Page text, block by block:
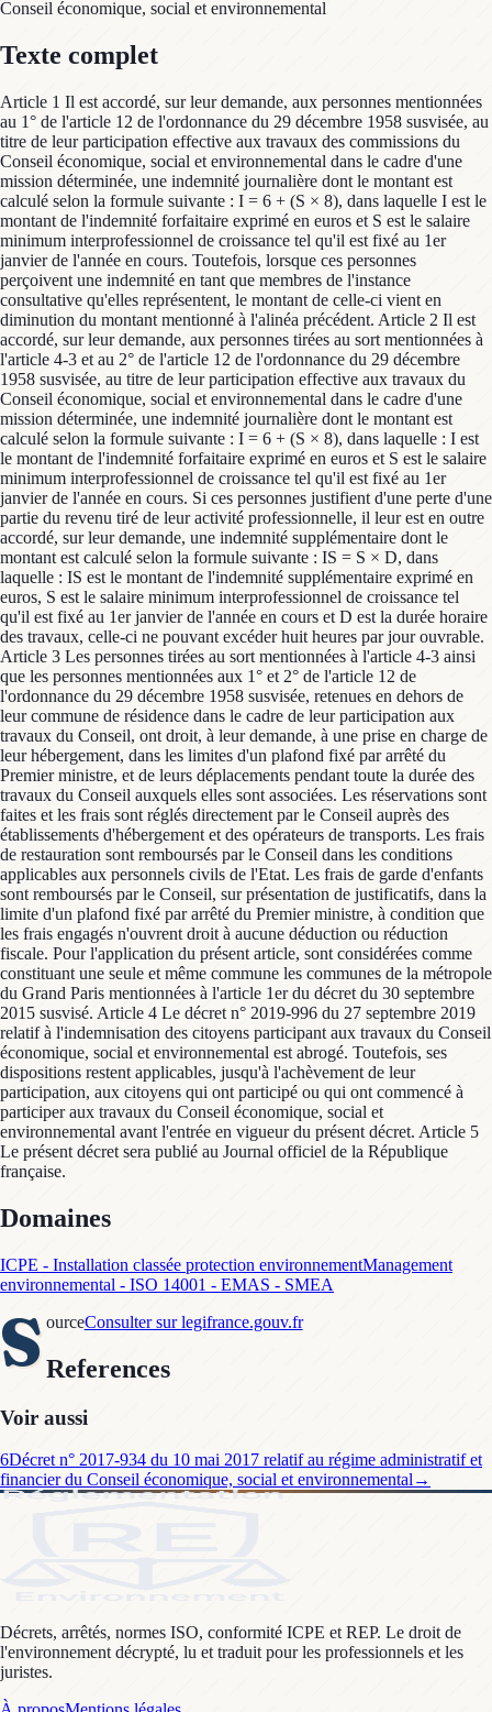
Conseil économique, social et environnemental
Texte complet
Article 1 Il est accordé, sur leur demande, aux personnes mentionnées
au 1° de l'article 12 de l'ordonnance du 29 décembre 1958 susvisée, au
titre de leur participation effective aux travaux des commissions du
Conseil économique, social et environnemental dans le cadre d'une
mission déterminée, une indemnité journalière dont le montant est
calculé selon la formule suivante : I = 6 + (S × 8), dans laquelle I est le
montant de l'indemnité forfaitaire exprimé en euros et S est le salaire
minimum interprofessionnel de croissance tel qu'il est fixé au 1er
janvier de l'année en cours. Toutefois, lorsque ces personnes
perçoivent une indemnité en tant que membres de l'instance
consultative qu'elles représentent, le montant de celle-ci vient en
diminution du montant mentionné à l'alinéa précédent. Article 2 Il est
accordé, sur leur demande, aux personnes tirées au sort mentionnées à
l'article 4-3 et au 2° de l'article 12 de l'ordonnance du 29 décembre
1958 susvisée, au titre de leur participation effective aux travaux du
Conseil économique, social et environnemental dans le cadre d'une
mission déterminée, une indemnité journalière dont le montant est
calculé selon la formule suivante : I = 6 + (S × 8), dans laquelle : I est
le montant de l'indemnité forfaitaire exprimé en euros et S est le salaire
minimum interprofessionnel de croissance tel qu'il est fixé au 1er
janvier de l'année en cours. Si ces personnes justifient d'une perte d'une
partie du revenu tiré de leur activité professionnelle, il leur est en outre
accordé, sur leur demande, une indemnité supplémentaire dont le
montant est calculé selon la formule suivante : IS = S × D, dans
laquelle : IS est le montant de l'indemnité supplémentaire exprimé en
euros, S est le salaire minimum interprofessionnel de croissance tel
qu'il est fixé au 1er janvier de l'année en cours et D est la durée horaire
des travaux, celle-ci ne pouvant excéder huit heures par jour ouvrable.
Article 3 Les personnes tirées au sort mentionnées à l'article 4-3 ainsi
que les personnes mentionnées aux 1° et 2° de l'article 12 de
l'ordonnance du 29 décembre 1958 susvisée, retenues en dehors de
leur commune de résidence dans le cadre de leur participation aux
travaux du Conseil, ont droit, à leur demande, à une prise en charge de
leur hébergement, dans les limites d'un plafond fixé par arrêté du
Premier ministre, et de leurs déplacements pendant toute la durée des
travaux du Conseil auxquels elles sont associées. Les réservations sont
faites et les frais sont réglés directement par le Conseil auprès des
établissements d'hébergement et des opérateurs de transports. Les frais
de restauration sont remboursés par le Conseil dans les conditions
applicables aux personnels civils de l'Etat. Les frais de garde d'enfants
sont remboursés par le Conseil, sur présentation de justificatifs, dans la
limite d'un plafond fixé par arrêté du Premier ministre, à condition que
les frais engagés n'ouvrent droit à aucune déduction ou réduction
fiscale. Pour l'application du présent article, sont considérées comme
constituant une seule et même commune les communes de la métropole
du Grand Paris mentionnées à l'article 1er du décret du 30 septembre
2015 susvisé. Article 4 Le décret n° 2019-996 du 27 septembre 2019
relatif à l'indemnisation des citoyens participant aux travaux du Conseil
économique, social et environnemental est abrogé. Toutefois, ses
dispositions restent applicables, jusqu'à l'achèvement de leur
participation, aux citoyens qui ont participé ou qui ont commencé à
participer aux travaux du Conseil économique, social et
environnemental avant l'entrée en vigueur du présent décret. Article 5
Le présent décret sera publié au Journal officiel de la République
française.
Domaines
ICPE - Installation classée protection environnementManagement
environnemental - ISO 14001 - EMAS - SMEA
S ourceConsulter sur legifrance.gouv.fr
References
Voir aussi
6Décret n° 2017-934 du 10 mai 2017 relatif au régime administratif et
financier du Conseil économique, social et environnemental→
Décrets, arrêtés, normes ISO, conformité ICPE et REP. Le droit de
l'environnement décrypté, lu et traduit pour les professionnels et les
juristes.